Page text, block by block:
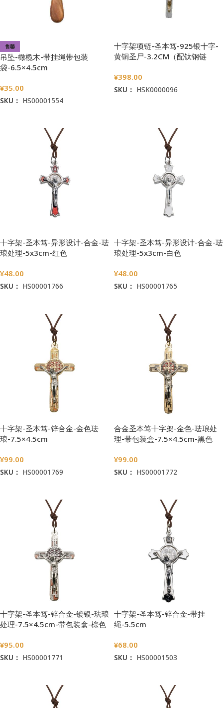
售罄
吊坠-橄榄木-带挂绳带包装
袋-6.5×4.5cm
¥35.00
SKU： HS00001554
十字架项链-圣本笃-925银十字-
黄铜圣尸-3.2CM（配钛钢链
¥398.00
SKU： HSK0000096
十字架-圣本笃-异形设计-合金-珐
琅处理-5x3cm-红色
¥48.00
SKU： HS00001766
十字架-圣本笃-异形设计-合金-珐
琅处理-5x3cm-白色
¥48.00
SKU： HS00001765
十字架-圣本笃-锌合金-金色珐
琅-7.5×4.5cm
¥99.00
SKU： HS00001769
合金圣本笃十字架-金色-珐琅处
理-带包装盒-7.5×4.5cm-黑色
¥99.00
SKU： HS00001772
十字架-圣本笃-锌合金-镀银-珐琅
处理-7.5×4.5cm-带包装盒-棕色
¥95.00
SKU： HS00001771
十字架-圣本笃-锌合金-带挂
绳-5.5cm
¥68.00
SKU： HS00001503